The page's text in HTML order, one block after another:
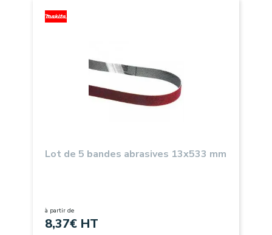
Lot de 5 bandes abrasives 13x533 mm
à partir de
8,37€ HT